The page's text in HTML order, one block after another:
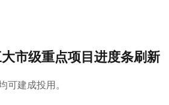
市级重点项目进度条刷新
可建成投用。